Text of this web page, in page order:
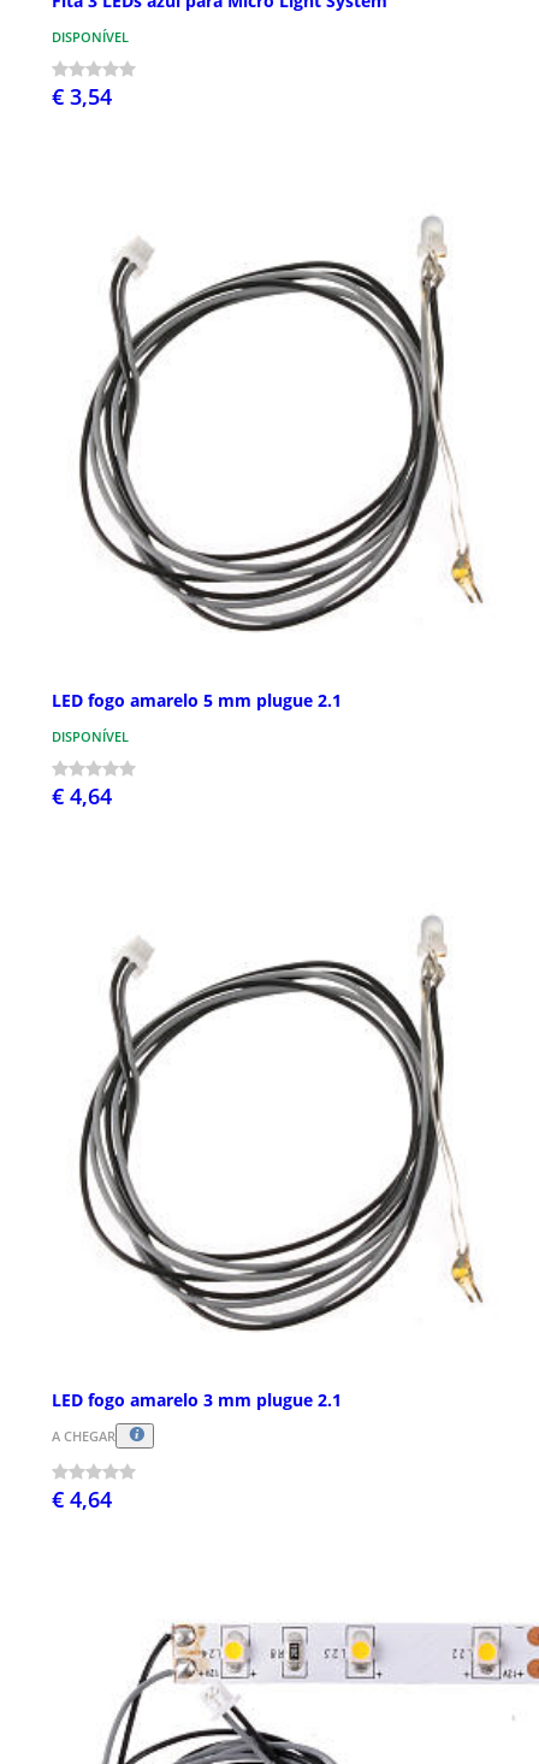
DISPONÍVEL
€ 3,54
LED fogo amarelo 5 mm plugue 2.1
DISPONÍVEL
€ 4,64
LED fogo amarelo 3 mm plugue 2.1
A CHEGAR
€ 4,64